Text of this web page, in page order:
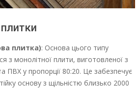
плитки
плитка): Основа цього типу
з монолітної плити, виготовленої ​​з
ПВХ у пропорції 80:20. Це забезпечує
основу з щільністю близько 2000